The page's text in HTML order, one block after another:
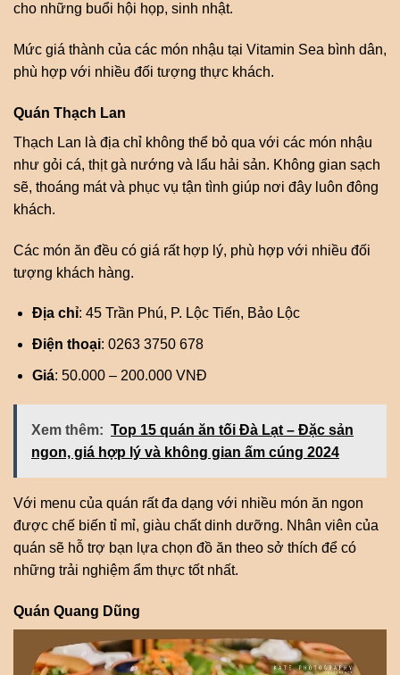
cho những buổi hội họp, sinh nhật.
Mức giá thành của các món nhậu tại Vitamin Sea bình dân,
phù hợp với nhiều đối tượng thực khách.
Quán Thạch Lan
Thạch Lan là địa chỉ không thể bỏ qua với các món nhậu
như gỏi cá, thịt gà nướng và lẩu hải sản. Không gian sạch
sẽ, thoáng mát và phục vụ tận tình giúp nơi đây luôn đông
khách.
Các món ăn đều có giá rất hợp lý, phù hợp với nhiều đối
tượng khách hàng.
Địa chỉ: 45 Trần Phú, P. Lộc Tiến, Bảo Lộc
Điện thoại: 0263 3750 678
Giá: 50.000 – 200.000 VNĐ
Xem thêm: Top 15 quán ăn tối Đà Lạt – Đặc sản
ngon, giá hợp lý và không gian ấm cúng 2024
Với menu của quán rất đa dạng với nhiều món ăn ngon
được chế biến tỉ mỉ, giàu chất dinh dưỡng. Nhân viên của
quán sẽ hỗ trợ bạn lựa chọn đồ ăn theo sở thích để có
những trải nghiệm ẩm thực tốt nhất.
Quán Quang Dũng